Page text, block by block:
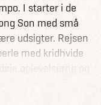
I starter i de
Son med små
udsigter. Rejsen
med kridhvide
oplevelserne og